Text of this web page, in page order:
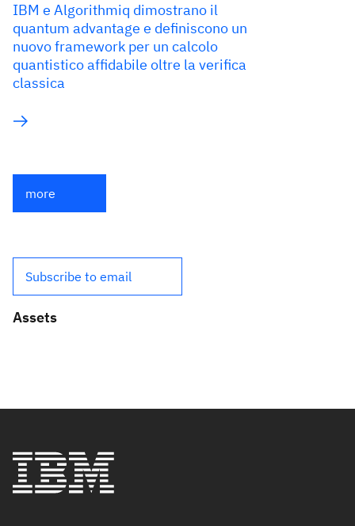
IBM e Algorithmiq dimostrano il
quantum advantage e definiscono un
nuovo framework per un calcolo
quantistico affidabile oltre la verifica
classica
more
Subscribe to email
Assets